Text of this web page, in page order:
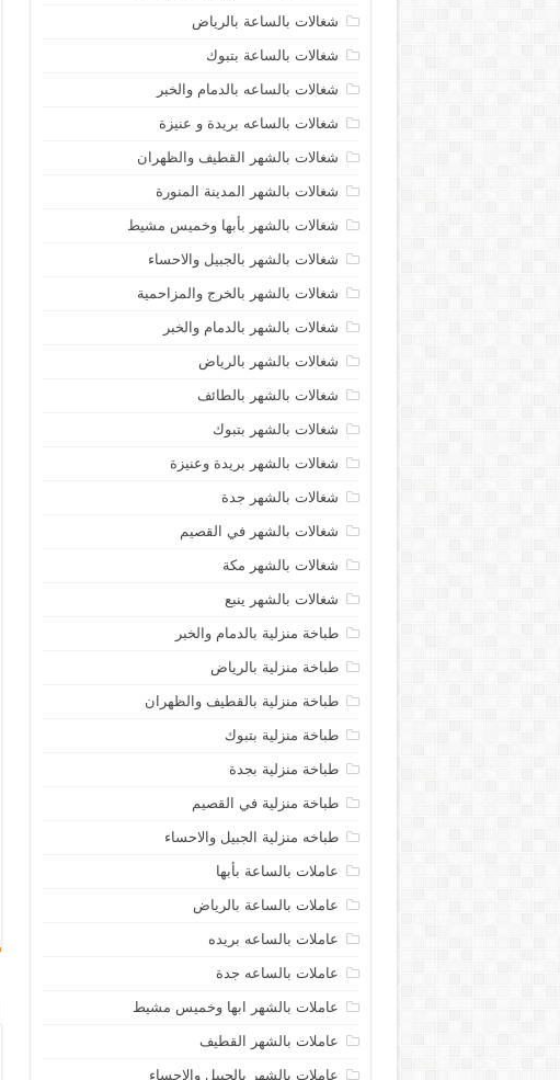
شغالات بالساعة بالرياض
شغالات بالساعة بتبوك
شغالات بالساعه بالدمام والخبر
شغالات بالساعه بريدة و عنيزة
شغالات بالشهر القطيف والظهران
شغالات بالشهر المدينة المنورة
شغالات بالشهر بأبها وخميس مشيط
شغالات بالشهر بالجبيل والاحساء
شغالات بالشهر بالخرج والمزاحمية
شغالات بالشهر بالدمام والخبر
شغالات بالشهر بالرياض
شغالات بالشهر بالطائف
شغالات بالشهر بتبوك
شغالات بالشهر بريدة وعنيزة
شغالات بالشهر جدة
شغالات بالشهر في القصيم
شغالات بالشهر مكة
شغالات بالشهر ينبع
طباخة منزلية بالدمام والخبر
طباخة منزلية بالرياض
طباخة منزلية بالقطيف والظهران
طباخة منزلية بتبوك
طباخة منزلية بجدة
طباخة منزلية في القصيم
طباخه منزلية الجبيل والاحساء
عاملات بالساعة بأبها
عاملات بالساعة بالرياض
عاملات بالساعه بريده
عاملات بالساعه جدة
عاملات بالشهر ابها وخميس مشيط
عاملات بالشهر القطيف
عاملات بالشهر بالجبيل والاحساء